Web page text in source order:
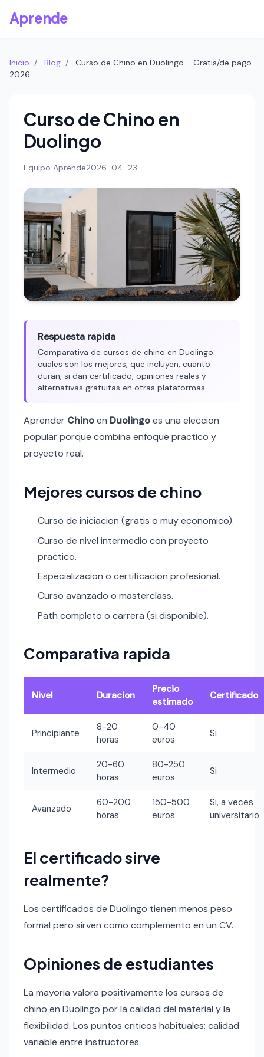
Aprende
Inicio / Blog /
Curso de Chino en Duolingo - Gratis/de pago
2026
Curso de Chino en
Duolingo
Equipo Aprende2026-04-23
Respuesta rapida
Comparativa de cursos de chino en Duolingo:
cuales son los mejores, que incluyen, cuanto
duran, si dan certificado, opiniones reales y
alternativas gratuitas en otras plataformas.
Aprender Chinoen Duolingoes una eleccion
popular porque combina enfoque practico y
proyecto real.
Mejores cursos de chino
Curso de iniciacion (gratis o muy economico).
Curso de nivel intermedio con proyecto
practico.
Especializacion o certificacion profesional.
Curso avanzado o masterclass.
Path completo o carrera (si disponible).
Comparativa rapida
Nivel Duracion
Precio
estimado
Certificado
Principiante
8-20
horas
0-40
euros
Si
Intermedio
20-60
horas
80-250
euros
Si
Avanzado
60-200
horas
150-500
euros
Si, a veces
universitario
El certificado sirve
realmente?
Los certificados de Duolingo tienen menos peso
formal pero sirven como complemento en un CV.
Opiniones de estudiantes
La mayoria valora positivamente los cursos de
chino en Duolingo por la calidad del material y la
flexibilidad. Los puntos criticos habituales: calidad
variable entre instructores.